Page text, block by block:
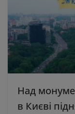
Над
в Києві